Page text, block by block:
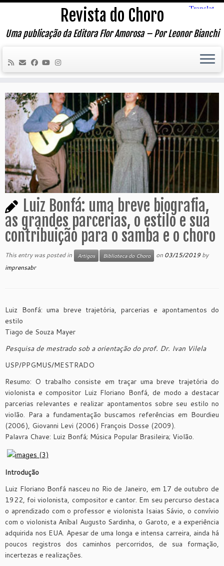
Skip
content
Revista do Choro
Uma publicação da Editora Flor Amorosa – Por Leonor Bianchi
Luiz Bonfá: uma breve biografia,
as grandes parcerias, o estilo e sua
contribuição para o samba e o choro
This entry was posted in Artigos Biblioteca do Choro on 03/15/2019 by
imprensabr
Luiz Bonfá: uma breve trajetória, parcerias e apontamentos do
estilo
Tiago de Souza Mayer
Pesquisa de mestrado sob a orientação do prof. Dr. Ivan Vilela
USP/PPGMUS/MESTRADO
Resumo: O trabalho consiste em traçar uma breve trajetória do
violonista e compositor Luiz Floriano Bonfá, de modo a destacar
parcerias relevantes e realizar apontamentos sobre seu estilo no
violão. Para a fundamentação buscamos referências em Bourdieu
(2006), Giovanni Levi (2006) François Dosse (2009).
Palavra Chave: Luiz Bonfá; Música Popular Brasileira; Violão.
Introdução
Luiz Floriano Bonfá nasceu no Rio de Janeiro, em 17 de outubro de
1922, foi violonista, compositor e cantor. Em seu percurso destaca
o aprendizado com o professor e violonista Isaias Sávio, o convívio
com o violonista Aníbal Augusto Sardinha, o Garoto, e a experiência
adquirida nos EUA. Apesar de uma longa e intensa carreira, ainda há
poucos registros dos caminhos percorridos, de sua formação,
incertezas e realizações.